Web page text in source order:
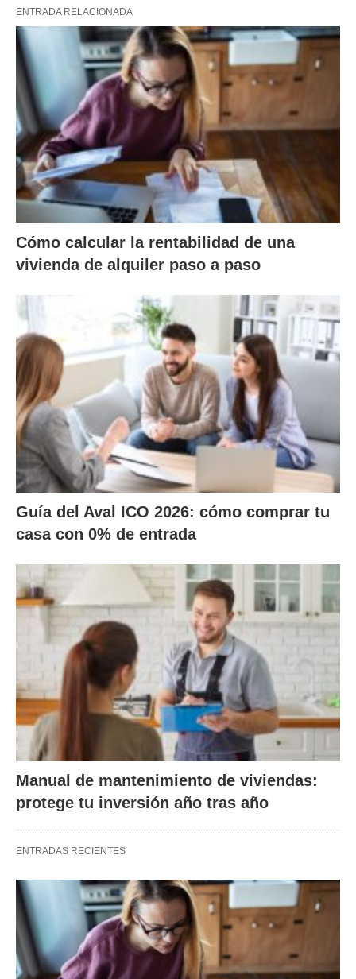
ENTRADA RELACIONADA
Cómo calcular la rentabilidad de una
vivienda de alquiler paso a paso
Guía del Aval ICO 2026: cómo comprar tu
casa con 0% de entrada
Manual de mantenimiento de viviendas:
protege tu inversión año tras año
ENTRADAS RECIENTES